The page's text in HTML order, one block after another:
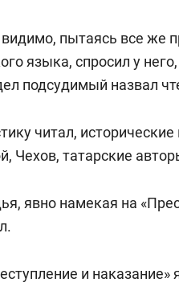
видимо, пытаясь все же
языка, спросил у
подсудимый назвал
читал, исторические
Чехов, татарские
явно намекая на
и наказание»